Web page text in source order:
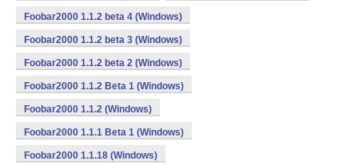
Foobar2000 1.1.2 beta 4 (Windows)
Foobar2000 1.1.2 beta 3 (Windows)
Foobar2000 1.1.2 beta 2 (Windows)
Foobar2000 1.1.2 Beta 1 (Windows)
Foobar2000 1.1.2 (Windows)
Foobar2000 1.1.1 Beta 1 (Windows)
Foobar2000 1.1.18 (Windows)